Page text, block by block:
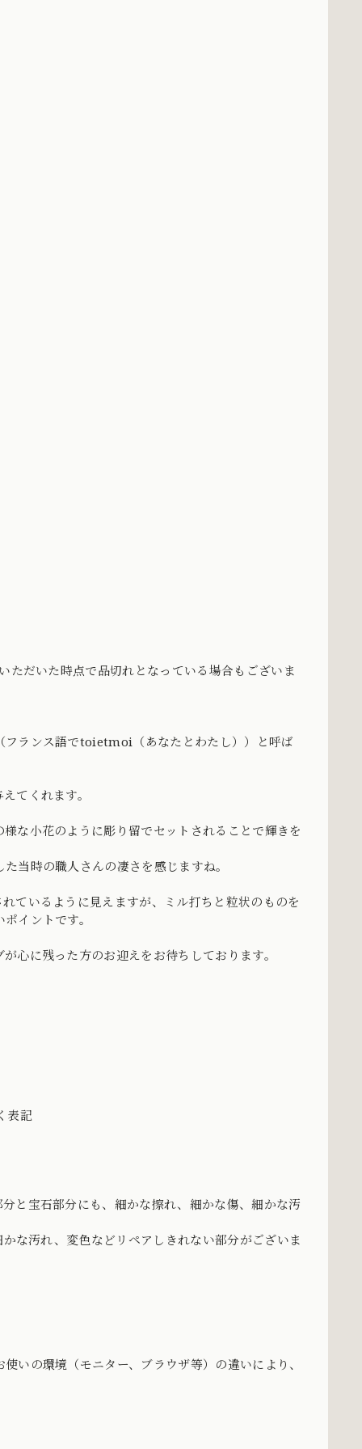
だいた時点で品切れとなっている場合もございま
フランス語でtoietmoi（あなたとわたし））と呼ば
てくれます。
な小花のように彫り留でセットされることで輝きを
当時の職人さんの凄さを感じますね。
ているように見えますが、ミル打ちと粒状のものを
イントです。
心に残った方のお迎えをお待ちしております。
表記
と宝石部分にも、細かな擦れ、細かな傷、細かな汚
な汚れ、変色などリペアしきれない部分がございま
いの環境（モニター、ブラウザ等）の違いにより、